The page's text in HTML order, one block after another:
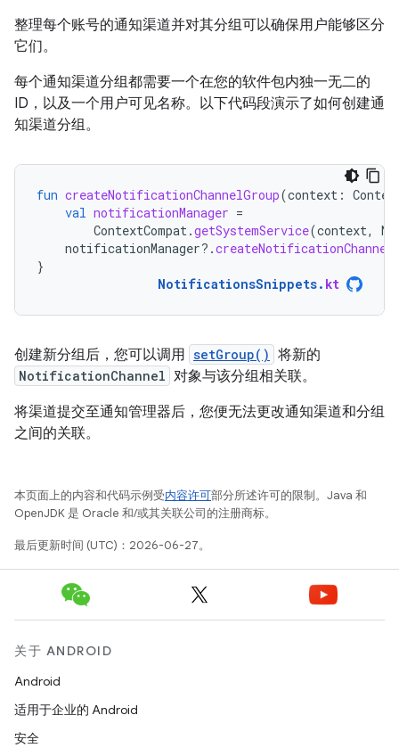
整理每个账号的通知渠道并对其分组可以确保用户能够区分
它们。
每个通知渠道分组都需要一个在您的软件包内独一无二的
ID，以及一个用户可见名称。以下代码段演示了如何创建通
知渠道分组。
fun createNotificationChannelGroup(context :
val notificationManager =
ContextCompat.getSystemService(context,
notificationManager?.
}
NotificationsSnippets. kt
创建新分组后，您可以调用 setGroup() 将新的
NotificationChannel 对象与该分组相关联。
将渠道提交至通知管理器后，您便无法更改通知渠道和分组
之间的关联。
本页面上的内容和代码示例受内容许可部分所述许可的限制。Java 和
OpenJDK 是 Oracle 和/或其关联公司的注册商标。
最后更新时间 (UTC)：2026-06-27。
关于 ANDROID
Android
适用于企业的 Android
安全